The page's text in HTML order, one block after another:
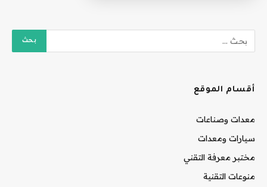
أقسام الموقع
معدات وصناعات
سيارات ومعدات
مختبر معرفة التقني
منوعات التقنية